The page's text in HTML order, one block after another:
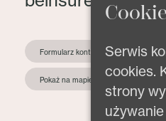
Formularz kontaktowy
Pokaż na mapie
Serwis
cookies.
strony